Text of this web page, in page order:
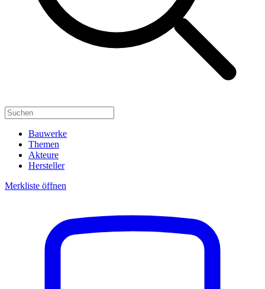
Bauwerke
Themen
Akteure
Hersteller
Merkliste öffnen